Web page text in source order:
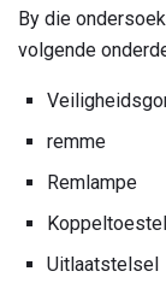
By die
volgende
remme
Remlampe
Uitlaatstelsel